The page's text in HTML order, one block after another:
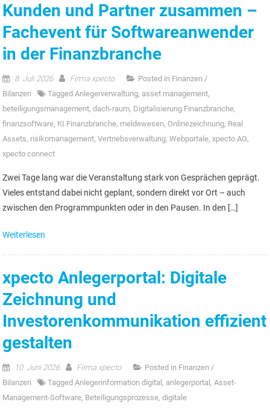
Kunden und Partner zusammen –
Fachevent für Softwareanwender
in der Finanzbranche
8. Juli 2026 Firma xpecto Posted in Finanzen /
Bilanzen
TaggedAnlegerverwaltung, asset management,
beteiligungsmanagement,dach-raum, Digitalisierung Finanzbranche,
finanzsoftware, KI Finanzbranche, meldewesen,Onlinezeichnung, Real
Assets, risikomanagement,Vertriebsverwaltung,Webportale,xpecto AG,
xpecto connect
Zwei Tage lang war die Veranstaltung stark von Gesprächen geprägt.
Vieles entstand dabei nicht geplant, sondern direkt vor Ort – auch
zwischen den Programmpunkten oder in den Pausen. In den […]
Weiterlesen
xpecto Anlegerportal: Digitale
Zeichnung und
Investorenkommunikation effizient
gestalten
10. Juni 2026 Firma xpecto Posted in Finanzen /
Bilanzen
TaggedAnlegerinformation digital , anlegerportal ,Asset-
Management-Software, Beteiligungsprozesse,digitale